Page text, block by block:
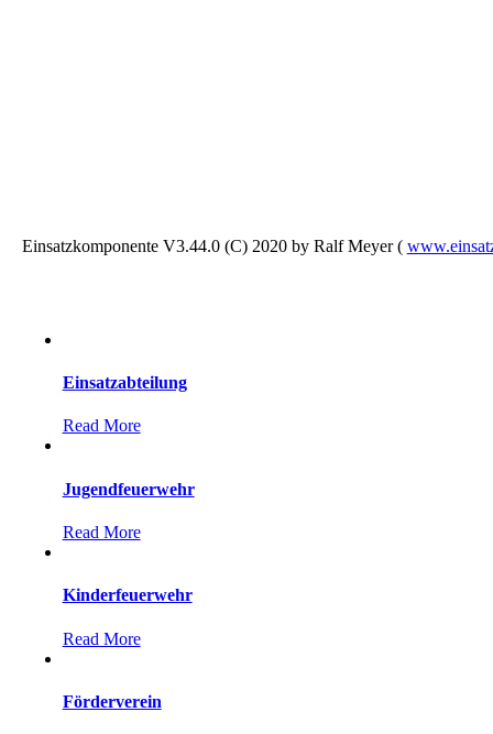
Einsatzkomponente V3.44.0 (C) 2020 by Ralf Meyer (
Einsatzabteilung
Read More
Jugendfeuerwehr
Read More
Kinderfeuerwehr
Read More
Förderverein